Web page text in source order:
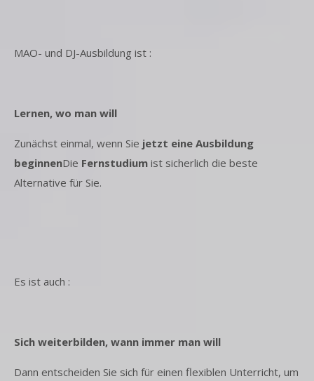
MAO- und DJ-Ausbildung ist :
Lernen, wo man will
Zunächst einmal, wenn Sie jetzt eine Ausbildung
beginnenDie Fernstudium ist sicherlich die beste
Alternative für Sie.
Es ist auch :
Sich weiterbilden, wann immer man will
Dann entscheiden Sie sich für einen flexiblen Unterricht, um